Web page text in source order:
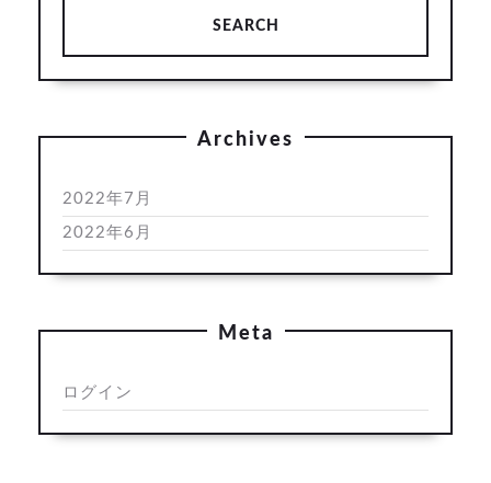
Archives
2022年7月
2022年6月
Meta
ログイン